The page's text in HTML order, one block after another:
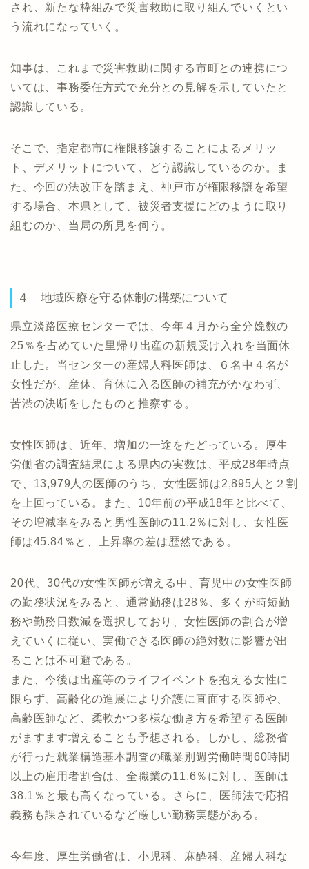
され、新たな枠組みで災害救助に取り組んでいくとい
う流れになっていく。
知事は、これまで災害救助に関する市町との連携につ
いては、事務委任方式で充分との見解を示していたと
認識している。
そこで、指定都市に権限移譲することによるメリッ
ト、デメリットについて、どう認識しているのか。ま
た、今回の法改正を踏まえ、神戸市が権限移譲を希望
する場合、本県として、被災者支援にどのように取り
組むのか、当局の所見を伺う。
４ 地域医療を守る体制の構築について
県立淡路医療センターでは、今年４月から全分娩数の
25％を占めていた里帰り出産の新規受け入れを当面休
止した。当センターの産婦人科医師は、６名中４名が
女性だが、産休、育休に入る医師の補充がかなわず、
苦渋の決断をしたものと推察する。
女性医師は、近年、増加の一途をたどっている。厚生
労働省の調査結果による県内の実数は、平成28年時点
で、13,979人の医師のうち、女性医師は2,895人と２割
を上回っている。また、10年前の平成18年と比べて、
その増減率をみると男性医師の11.2％に対し、女性医
師は45.84％と、上昇率の差は歴然である。
20代、30代の女性医師が増える中、育児中の女性医師
の勤務状況をみると、通常勤務は28％、多くが時短勤
務や勤務日数減を選択しており、女性医師の割合が増
えていくに従い、実働できる医師の絶対数に影響が出
ることは不可避である。
また、今後は出産等のライフイベントを抱える女性に
限らず、高齢化の進展により介護に直面する医師や、
高齢医師など、柔軟かつ多様な働き方を希望する医師
がますます増えることも予想される。しかし、総務省
が行った就業構造基本調査の職業別週労働時間60時間
以上の雇用者割合は、全職業の11.6％に対し、医師は
38.1％と最も高くなっている。さらに、医師法で応招
義務も課されているなど厳しい勤務実態がある。
今年度、厚生労働省は、小児科、麻酔科、産婦人科な